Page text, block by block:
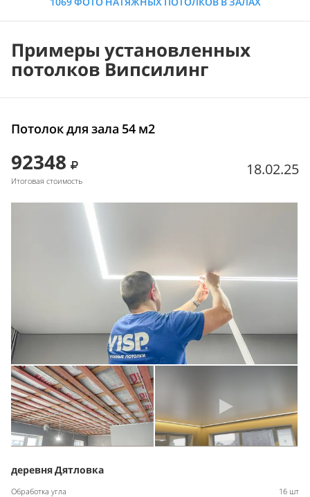
Примеры установленных
потолков Випсилинг
Потолок для зала 54 м2
92348
Итоговая стоимость
18.02.25
деревня Дятловка
Обработка угла
16 шт